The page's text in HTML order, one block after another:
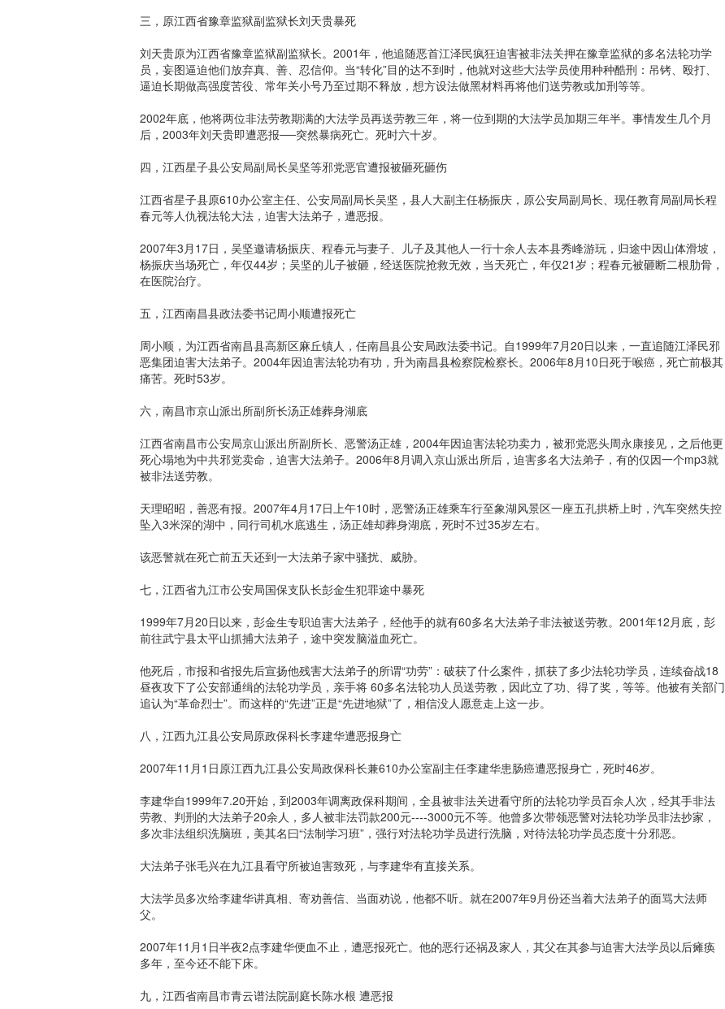
三，原江西省豫章监狱副监狱长刘天贵暴死
刘天贵原为江西省豫章监狱副监狱长。2001年，他追随恶首江泽民疯狂迫害被非法关押在豫章监狱的多名法轮功学
员，妄图逼迫他们放弃真、善、忍信仰。当“转化”目的达不到时，他就对这些大法学员使用种种酷刑：吊铐、殴打、
逼迫长期做高强度苦役、常年关小号乃至过期不释放，想方设法做黑材料再将他们送劳教或加刑等等。
2002年底，他将两位非法劳教期满的大法学员再送劳教三年，将一位到期的大法学员加期三年半。事情发生几个月
后，2003年刘天贵即遭恶报──突然暴病死亡。死时六十岁。
四，江西星子县公安局副局长吴坚等邪党恶官遭报被砸死砸伤
江西省星子县原610办公室主任、公安局副局长吴坚，县人大副主任杨振庆，原公安局副局长、现任教育局副局长程
春元等人仇视法轮大法，迫害大法弟子，遭恶报。
2007年3月17日，吴坚邀请杨振庆、程春元与妻子、儿子及其他人一行十余人去本县秀峰游玩，归途中因山体滑坡，
杨振庆当场死亡，年仅44岁；吴坚的儿子被砸，经送医院抢救无效，当天死亡，年仅21岁；程春元被砸断二根肋骨，
在医院治疗。
五，江西南昌县政法委书记周小顺遭报死亡
周小顺，为江西省南昌县高新区麻丘镇人，任南昌县公安局政法委书记。自1999年7月20日以来，一直追随江泽民邪
恶集团迫害大法弟子。2004年因迫害法轮功有功，升为南昌县检察院检察长。2006年8月10日死于喉癌，死亡前极其
痛苦。死时53岁。
六，南昌市京山派出所副所长汤正雄葬身湖底
江西省南昌市公安局京山派出所副所长、恶警汤正雄，2004年因迫害法轮功卖力，被邪党恶头周永康接见，之后他更
死心塌地为中共邪党卖命，迫害大法弟子。2006年8月调入京山派出所后，迫害多名大法弟子，有的仅因一个mp3就
被非法送劳教。
天理昭昭，善恶有报。2007年4月17日上午10时，恶警汤正雄乘车行至象湖风景区一座五孔拱桥上时，汽车突然失控
坠入3米深的湖中，同行司机水底逃生，汤正雄却葬身湖底，死时不过35岁左右。
该恶警就在死亡前五天还到一大法弟子家中骚扰、威胁。
七，江西省九江市公安局国保支队长彭金生犯罪途中暴死
1999年7月20日以来，彭金生专职迫害大法弟子，经他手的就有60多名大法弟子非法被送劳教。2001年12月底，彭
前往武宁县太平山抓捕大法弟子，途中突发脑溢血死亡。
他死后，市报和省报先后宣扬他残害大法弟子的所谓“功劳”：破获了什么案件，抓获了多少法轮功学员，连续奋战18
昼夜攻下了公安部通缉的法轮功学员，亲手将 60多名法轮功人员送劳教，因此立了功、得了奖，等等。他被有关部门
追认为“革命烈士”。而这样的“先进”正是“先进地狱”了，相信没人愿意走上这一步。
八，江西九江县公安局原政保科长李建华遭恶报身亡
2007年11月1日原江西九江县公安局政保科长兼610办公室副主任李建华患肠癌遭恶报身亡，死时46岁。
李建华自1999年7.20开始，到2003年调离政保科期间，全县被非法关进看守所的法轮功学员百余人次，经其手非法
劳教、判刑的大法弟子20余人，多人被非法罚款200元----3000元不等。他曾多次带领恶警对法轮功学员非法抄家，
多次非法组织洗脑班，美其名曰“法制学习班”，强行对法轮功学员进行洗脑，对待法轮功学员态度十分邪恶。
大法弟子张毛兴在九江县看守所被迫害致死，与李建华有直接关系。
大法学员多次给李建华讲真相、寄劝善信、当面劝说，他都不听。就在2007年9月份还当着大法弟子的面骂大法师
父。
2007年11月1日半夜2点李建华便血不止，遭恶报死亡。他的恶行还祸及家人，其父在其参与迫害大法学员以后瘫痪
多年，至今还不能下床。
九，江西省南昌市青云谱法院副庭长陈水根 遭恶报